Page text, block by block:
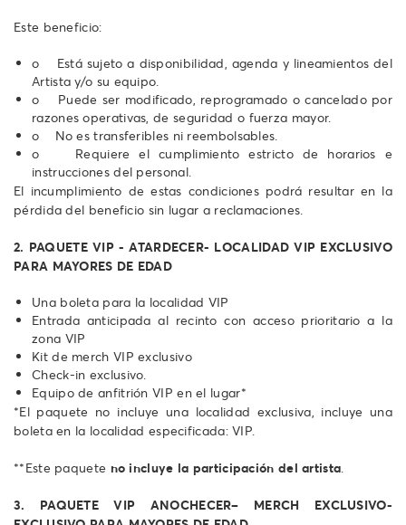
Este beneficio:
o Está sujeto a disponibilidad, agenda y lineamientos del
Artista y/o su equipo.
o Puede ser modificado, reprogramado o cancelado por
razones operativas, de seguridad o fuerza mayor.
o No es transferibles ni reembolsables.
o Requiere el cumplimiento estricto de horarios e
instrucciones del personal.
El incumplimiento de estas condiciones podrá resultar en la
pérdida del beneficio sin lugar a reclamaciones.
2. PAQUETE VIP - ATARDECER- LOCALIDAD VIP EXCLUSIVO
PARA MAYORES DE EDAD
Una boleta para la localidad VIP
Entrada anticipada al recinto con acceso prioritario a la
zona VIP
Kit de merch VIP exclusivo
Check-in exclusivo.
Equipo de anfitrión VIP en el lugar*
*El paquete no incluye una localidad exclusiva, incluye una
boleta en la localidad especificada: VIP.
**Este paquete no incluye la participación del artista.
3. PAQUETE VIP ANOCHECER– MERCH EXCLUSIVO-